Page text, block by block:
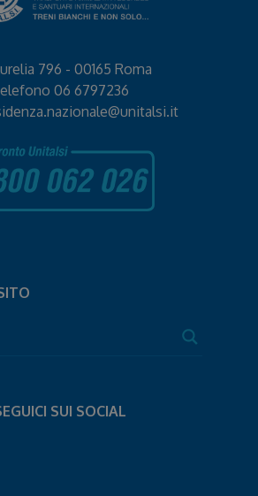
796 - 00165 Roma
06 6797236
SUI SOCIAL